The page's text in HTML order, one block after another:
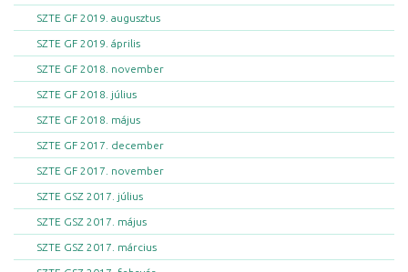
SZTE GF 2019. augusztus
SZTE GF 2019. április
SZTE GF 2018. november
SZTE GF 2018. július
SZTE GF 2018. május
SZTE GF 2017. december
SZTE GF 2017. november
SZTE GSZ 2017. július
SZTE GSZ 2017. május
SZTE GSZ 2017. március